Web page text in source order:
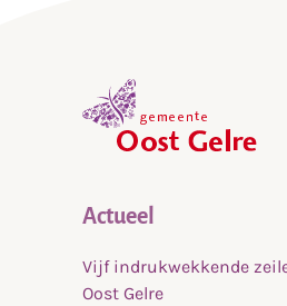
Actueel
Vijf indrukwekkende
Oost Gelre